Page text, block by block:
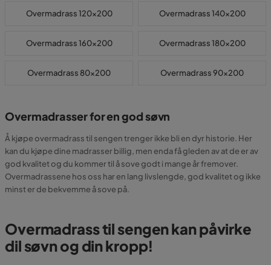
Overmadrass 120x200 Overmadrass 140x200
Overmadrass 160x200 Overmadrass 180x200
Overmadrass 80x200 Overmadrass 90x200
Overmadrasser for en god søvn
Å kjøpe overmadrass til sengen trenger ikke bli en dyr historie. Her
kan du kjøpe dine madrasser billig, men enda få gleden av at de er av
god kvalitet og du kommer til å sove godt i mange år fremover.
Overmadrassene hos oss har en lang livslengde, god kvalitet og ikke
minst er de bekvemme å sove på.
Overmadrass til sengen kan påvirke
dil søvn og din kropp!